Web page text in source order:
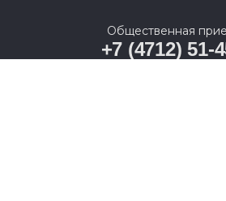
Общественная
+7 (4712) 51-